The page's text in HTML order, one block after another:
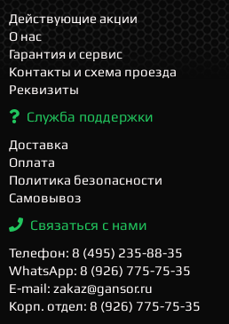
Действующие акции
О нас
Гарантия и сервис
Контакты и схема проезда
Реквизиты
Служба поддержки
Доставка
Оплата
Политика безопасности
Самовывоз
Связаться с нами
Телефон: 8 (495) 235-88-35
WhatsApp: 8 (926) 775-75-35
E-mail: zakaz@gansor.ru
Корп. отдел: 8 (926) 775-75-35